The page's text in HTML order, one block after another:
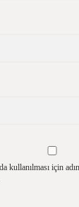
kullanılması için